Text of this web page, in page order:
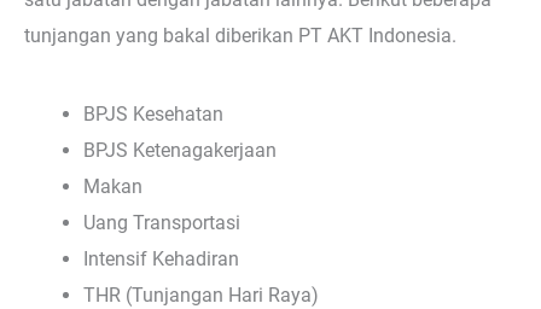
tunjangan yang bakal diberikan PT AKT Indonesia.
BPJS Kesehatan
BPJS Ketenagakerjaan
Makan
Uang Transportasi
Intensif Kehadiran
THR (Tunjangan Hari Raya)